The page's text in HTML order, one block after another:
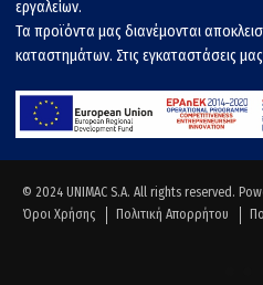
εργαλείων.
Τα προϊόντα μας διανέμονται
καταστημάτων. Στις εγκαταστάσεις
© 2024 UNIMAC S.A. All rights reserved.
Όροι Χρήσης
Πολιτική Απορρήτου